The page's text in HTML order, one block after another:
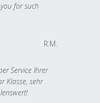
for such
R.M.
Service Ihrer
Klasse, sehr